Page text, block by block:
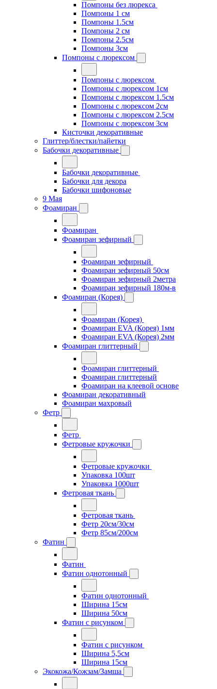
Помпоны без люрекса
Помпоны 1 см
Помпоны 1.5см
Помпоны 2 см
Помпоны 2.5см
Помпоны 3см
Помпоны с люрексом
Помпоны с люрексом
Помпоны с люрексом 1см
Помпоны с люрексом 1.5см
Помпоны с люрексом 2см
Помпоны с люрексом 2.5см
Помпоны с люрексом 3см
Кисточки декоративные
Глиттер/блестки/пайетки
Бабочки декоративные
Бабочки декоративные
Бабочки для декора
Бабочки шифоновые
9 Мая
Фоамиран
Фоамиран
Фоамиран зефирный
Фоамиран зефирный
Фоамиран зефирный 50см
Фоамиран зефирный 2метра
Фоамиран зефирный 180м-в
Фоамиран (Корея)
Фоамиран (Корея)
Фоамиран EVA (Корея) 1мм
Фоамиран EVA (Корея) 2мм
Фоамиран глиттерный
Фоамиран глиттерный
Фоамиран глиттерный
Фоамиран на клеевой основе
Фоамиран декоративный
Фоамиран махровый
Фетр
Фетр
Фетровые кружочки
Фетровые кружочки
Упаковка 100шт
Упаковка 1000шт
Фетровая ткань
Фетровая ткань
Фетр 20см/30см
Фетр 85см/200см
Фатин
Фатин
Фатин однотонный
Фатин однотонный
Ширина 15см
Ширина 50см
Фатин с рисунком
Фатин с рисунком
Ширина 5,5см
Ширина 15см
Экокожа/Кожзам/Замша